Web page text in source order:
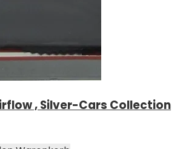
, Silver-Cars Collection